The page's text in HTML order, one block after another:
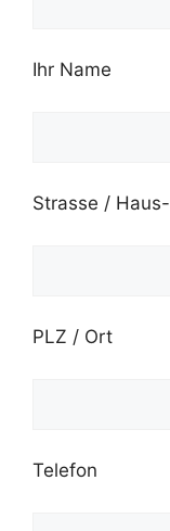
Ihr Name
Strasse /
PLZ / Ort
Telefon